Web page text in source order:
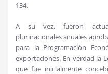
134.
A su vez, fueron
plurinacionales anuales
para la Programación
exportaciones. En verdad la
que fue inicialmente